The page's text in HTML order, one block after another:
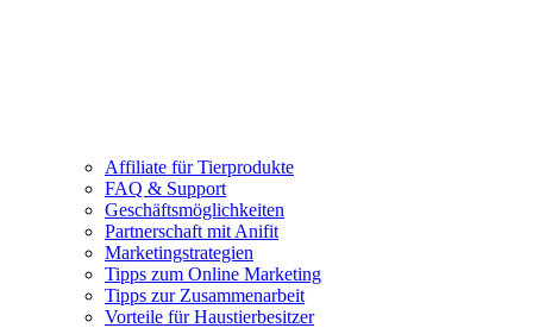
Affiliate für Tierprodukte
FAQ & Support
Geschäftsmöglichkeiten
Partnerschaft mit Anifit
Marketingstrategien
Tipps zum Online Marketing
Tipps zur Zusammenarbeit
Vorteile für Haustierbesitzer